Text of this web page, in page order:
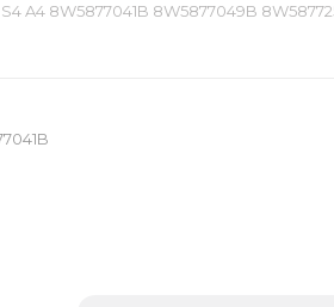
8W5877041B 8W5877049B